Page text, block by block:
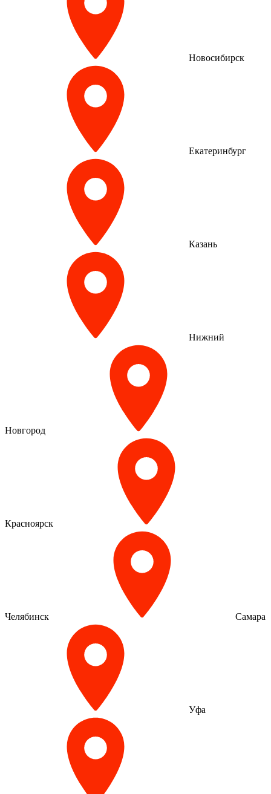
Новосибирск
Екатеринбург
Казань
Нижний
Новгород
Красноярск
Челябинск Самара
Уфа